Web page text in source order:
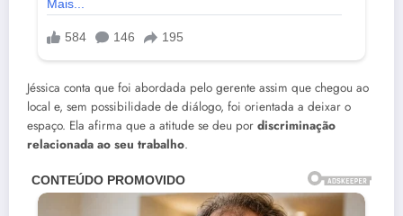
Jéssica conta que foi abordada pelo gerente assim que chegou ao
local e, sem possibilidade de diálogo, foi orientada a deixar o
espaço. Ela afirma que a atitude se deu por discriminação
relacionada ao seu trabalho.